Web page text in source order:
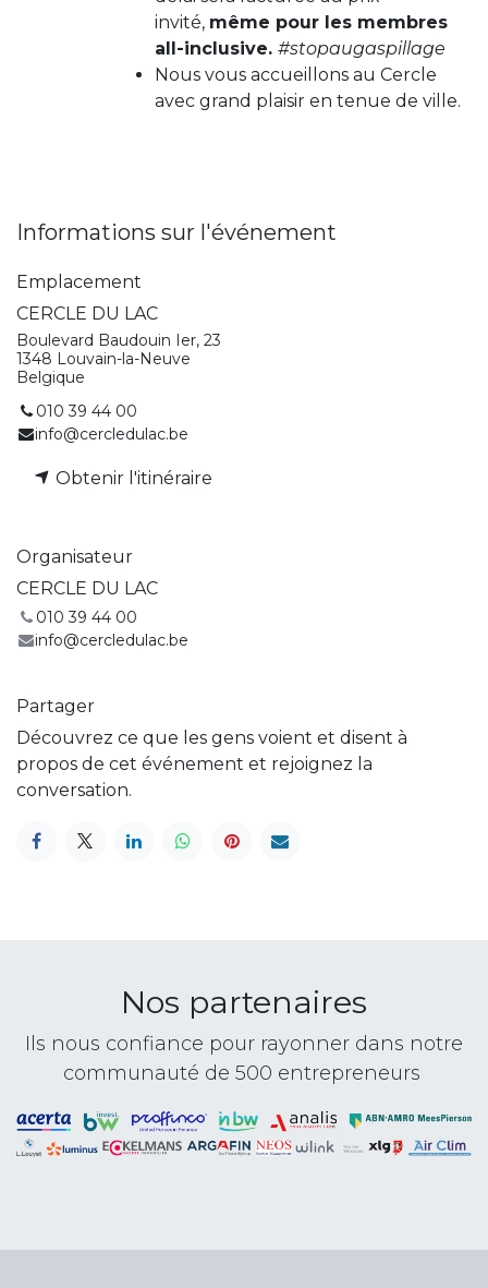
invité, même pour les membres
all-inclusive. #stopaugaspillage
Nous vous accueillons au Cercle
avec grand plaisir en tenue de ville.
Informations sur l'événement
Emplacement
CERCLE DU LAC
Boulevard Baudouin Ier, 23
1348 Louvain-la-Neuve
Belgique
010 39 44 00
info@cercledulac.be
Obtenir l'itinéraire
Organisateur
CERCLE DU LAC
010 39 44 00
info@cercledulac.be
Partager
Découvrez ce que les gens voient et disent à
propos de cet événement et rejoignez la
conversation.
Nos partenaires
Ils nous confiance pour rayonner dans notre
communauté de 500 entrepreneurs